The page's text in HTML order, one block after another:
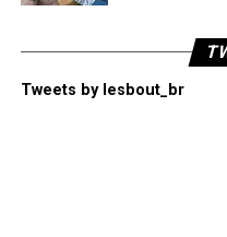
Tweets by lesbout_br